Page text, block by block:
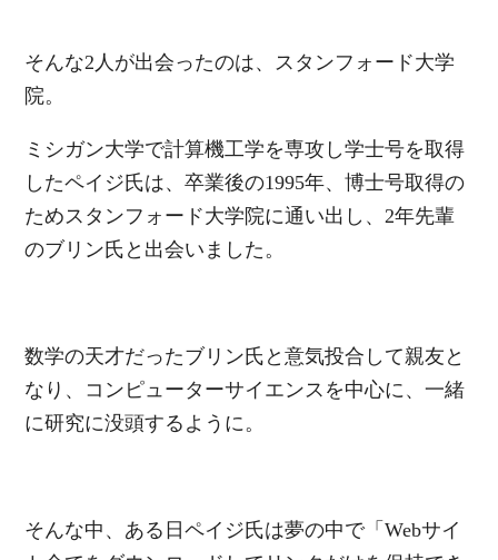
そんな2人が出会ったのは、スタンフォード大学
院。
ミシガン大学で計算機工学を専攻し学士号を取得
したペイジ氏は、卒業後の1995年、博士号取得の
ためスタンフォード大学院に通い出し、2年先輩
のブリン氏と出会いました。
数学の天才だったブリン氏と意気投合して親友と
なり、コンピューターサイエンスを中心に、一緒
に研究に没頭するように。
そんな中、ある日ペイジ氏は夢の中で「Webサイ